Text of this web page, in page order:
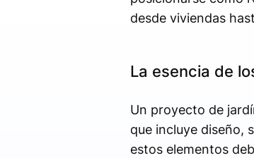
desde viviendas
La esencia de
Un proyecto de
que incluye diseño,
estos elementos